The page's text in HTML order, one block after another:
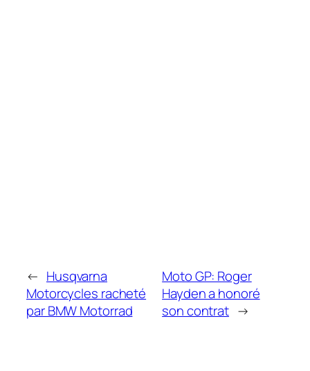
← Husqvarna
Motorcycles racheté
par BMW Motorrad
Moto GP: Roger
Hayden a honoré
son contrat →